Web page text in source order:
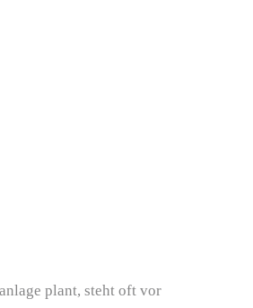
plant, steht oft vor